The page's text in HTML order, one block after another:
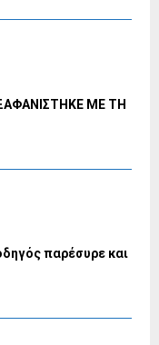
ΜΕ ΤΗ
παρέσυρε και